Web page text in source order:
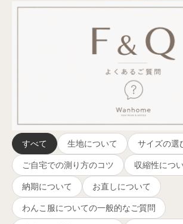
すべて 生地について サイズの選
ご自宅での測り方のコツ 収縮性につ
納期について お直しについて
わんこ服についての一般的なご質問